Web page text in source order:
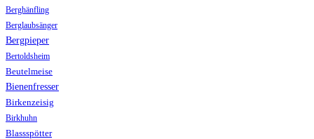
Berghänfling
Berglaubsänger
Bergpieper
Bertoldsheim
Beutelmeise
Bienenfresser
Birkenzeisig
Birkhuhn
Blassspötter